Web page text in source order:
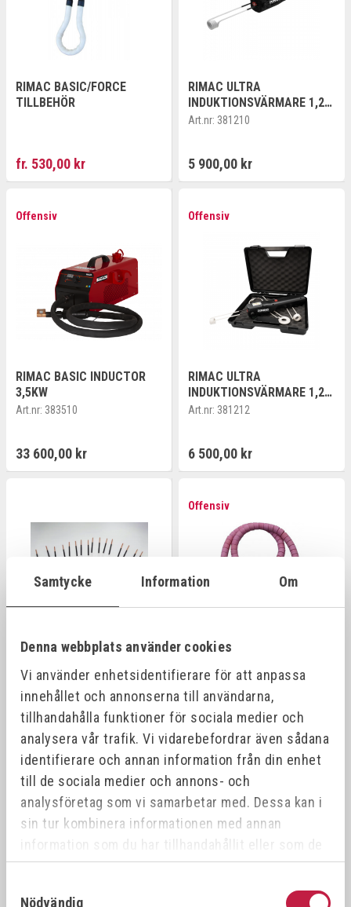
Samtycke Information Om
Denna webbplats använder cookies
Vi använder enhetsidentifierare för att anpassa
innehållet och annonserna till användarna,
tillhandahålla funktioner för sociala medier och
analysera vår trafik. Vi vidarebefordrar även sådana
identifierare och annan information från din enhet
till de sociala medier och annons- och
analysföretag som vi samarbetar med. Dessa kan i
sin tur kombinera informationen med annan
information som du har tillhandahållit eller som de
har samlat in när du har använt deras tjänster.
Nödvändig
RIMAC BASIC/FORCE
TILLBEHÖR
fr. 530,00 kr
RIMAC ULTRA
INDUKTIONSVÄRMARE 1,2
KW INKL 4 ST COILS (19,
Art.nr: 381210
5 900,00 kr
Offensiv
RIMAC BASIC INDUCTOR
3,5KW
Art.nr: 383510
33 600,00 kr
Offensiv
RIMAC ULTRA
INDUKTIONSVÄRMARE 1,2
KW INKL 4 ST COILS (19,
Art.nr: 381212
6 500,00 kr
INDUKTIONSCOILSET MAX
20-45MM RAKA
Art.nr:380038
4 035,00 kr
Offensiv
RIMAC IND.COIL FLEXI
KERAMISK 800MM
Art.nr:388200
869,00 kr
Offensiv